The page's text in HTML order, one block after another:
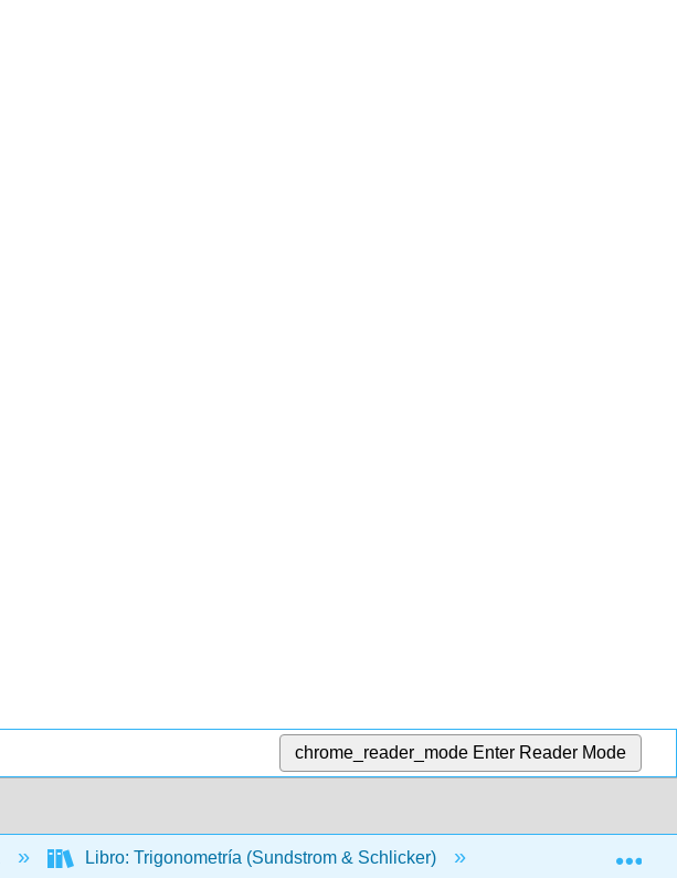
chrome_reader_mode Enter Reader Mode
Libro: Trigonometría (Sundstrom & Schlicker) 1: Las funciones